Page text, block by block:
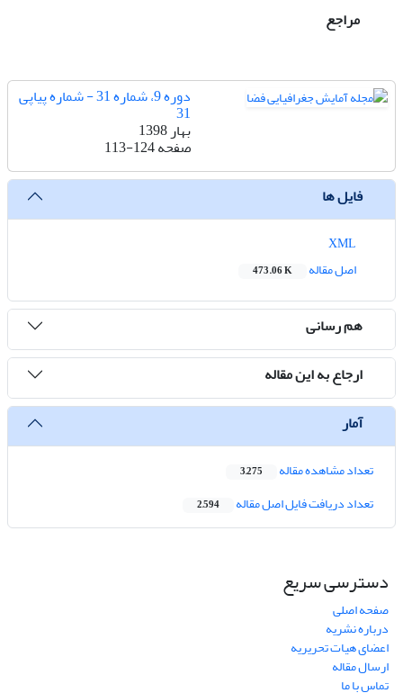
مراجع
دوره 9، شماره 31 - شماره پیاپی
31
بهار 1398
صفحه113-124
فایل ها
اصل مقاله
473.06 K
هم رسانی
ارجاع به این مقاله
آمار
تعداد مشاهده مقاله 3,275
تعداد دریافت فایل اصل مقاله 2,594
دسترسی سریع
صفحه اصلی
درباره نشریه
اعضای هیات تحریریه
ارسال مقاله
تماس با ما